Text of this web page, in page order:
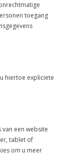
toegang
hiertoe expliciete
van een website
tablet of
om u meer